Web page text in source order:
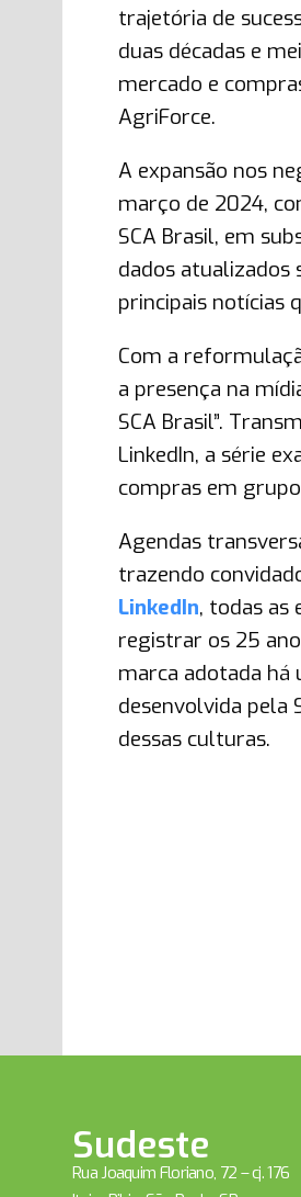
trajetória de
duas décadas e
mercado e
AgriForce.
A expansão nos
março de 2024,
SCA Brasil, em
dados atualizados
principais notícias
Com a
a presença na
SCA Brasil”.
LinkedIn, a série
compras em
Agendas
trazendo
LinkedIn, todas as
registrar os 25
marca adotada há
desenvolvida pela
dessas culturas.
Sudeste
Rua Joaquim Floriano, 72 – cj. 176